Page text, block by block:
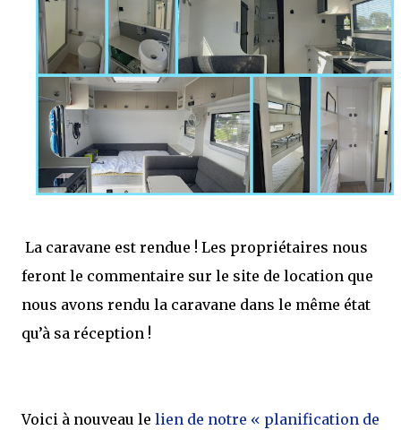
La caravane est rendue ! Les propriétaires nous
feront le commentaire sur le site de location que
nous avons rendu la caravane dans le même état
qu’à sa réception !
Voici à nouveau le lien de notre « planification de